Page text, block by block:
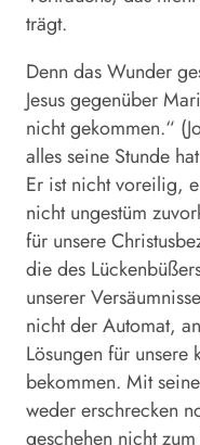
trägt.
Denn das Wunder
Jesus gegenüber
nicht gekommen.“
alles seine Stunde
Er ist nicht voreilig,
nicht ungestüm
für unsere
die des
unserer
nicht der Automat,
Lösungen für
bekommen. Mit
weder erschrecken
geschehen nicht